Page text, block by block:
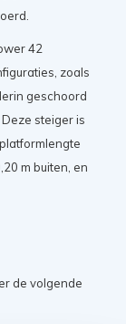
42
zoals
geschoord
steiger is
m buiten, en
de volgende